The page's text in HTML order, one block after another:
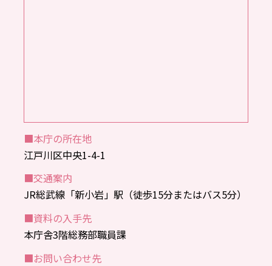
■本庁の所在地
江戸川区中央1-4-1
■交通案内
JR総武線「新小岩」駅（徒歩15分またはバス5分）
■資料の入手先
本庁舎3階総務部職員課
■お問い合わせ先